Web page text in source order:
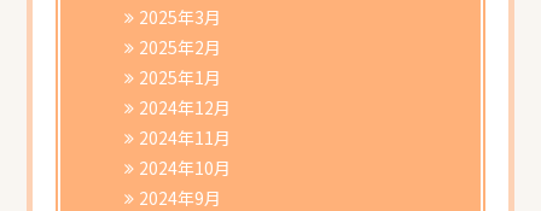
2025年3月
2025年2月
2025年1月
2024年12月
2024年11月
2024年10月
2024年9月